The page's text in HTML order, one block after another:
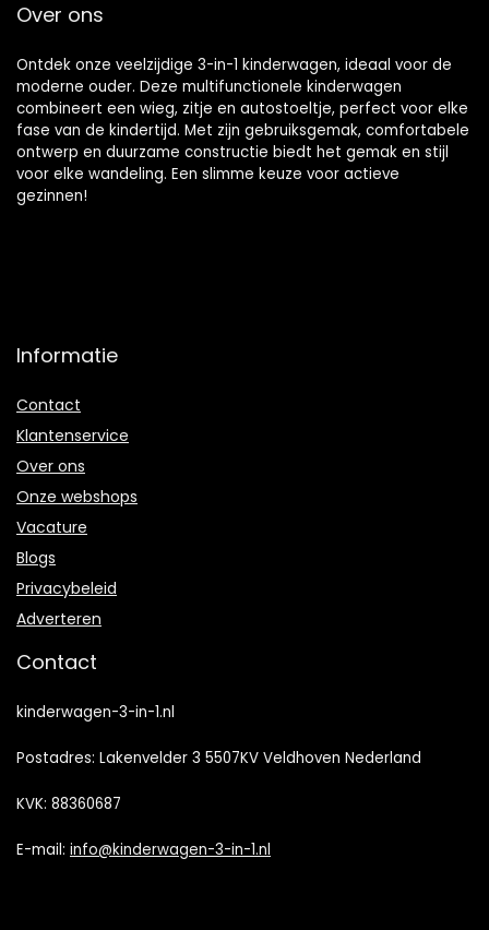
Over ons
Ontdek onze veelzijdige 3-in-1 kinderwagen, ideaal voor de
moderne ouder. Deze multifunctionele kinderwagen
combineert een wieg, zitje en autostoeltje, perfect voor elke
fase van de kindertijd. Met zijn gebruiksgemak, comfortabele
ontwerp en duurzame constructie biedt het gemak en stijl
voor elke wandeling. Een slimme keuze voor actieve
gezinnen!
Informatie
Contact
Klantenservice
Over ons
Onze webshops
Vacature
Blogs
Privacybeleid
Adverteren
Contact
kinderwagen-3-in-1.nl
Postadres: Lakenvelder 3 5507KV Veldhoven Nederland
KVK: 88360687
E-mail: info@kinderwagen-3-in-1.nl